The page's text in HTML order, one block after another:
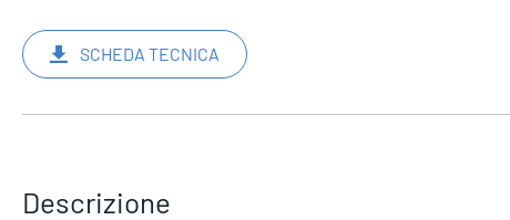
SCHEDA TECNICA
Descrizione